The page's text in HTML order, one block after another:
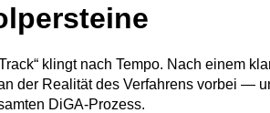
klingt nach Tempo. Nach einem
der Realität des Verfahrens vorbei —
DiGA-Prozess.